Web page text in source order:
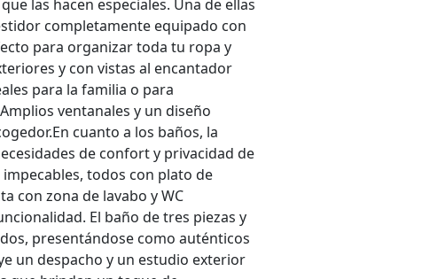
las hacen especiales. Una de ellas
completamente equipado con
para organizar toda tu ropa y
y con vistas al encantador
para la familia o para
ventanales y un diseño
cuanto a los baños, la
de confort y privacidad de
todos con plato de
con zona de lavabo y WC
El baño de tres piezas y
presentándose como auténticos
un despacho y un estudio exterior